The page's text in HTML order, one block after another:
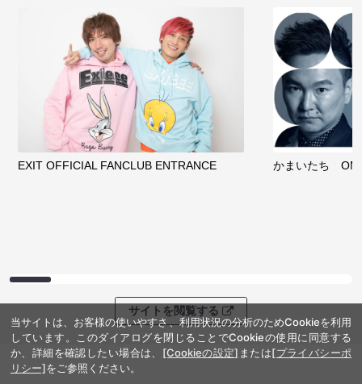
EXIT OFFICIAL FANCLUB ENTRANCE かまいたち
サイトを閲覧する
当サイトは、お客様の使いやすさ、利用状況の分析のためCookieを利用
しています。このダイアログを閉じることでCookieの使用に同意する
か、詳細を確認したい場合は、 [Cookieの設定] または[プライバシーポ
リシー]をご参照ください。